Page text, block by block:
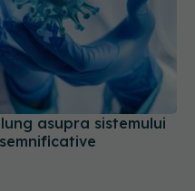
asupra sistemului